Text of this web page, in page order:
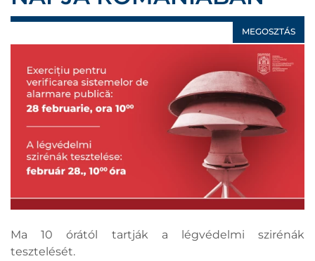
MEGOSZTÁS
Ma 10 órától tartják a légvédelmi szirénák
tesztelését.